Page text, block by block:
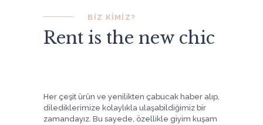
SATILIK ÜRÜNLER
AKSESUARLAR
BIZ KIMIZ?
Rent is the new chic
Her çeşit ürün ve yenilikten çabucak haber alıp,
dilediklerimize kolaylıkla ulaşabildiğimiz bir
zamandayız. Bu sayede, özellikle giyim kuşam